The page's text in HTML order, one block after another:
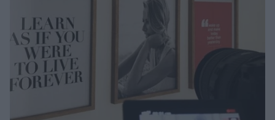
Beauty News
Well being
Ψυχολογία
Σχέσεις & Σεξ